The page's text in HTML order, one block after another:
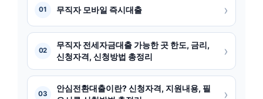
01 무직자 모바일 즉시대출 ›
02
무직자 전세자금대출 가능한 곳 한도, 금리,
신청자격, 신청방법 총정리
›
03
안심전환대출이란? 신청자격, 지원내용, 필
›